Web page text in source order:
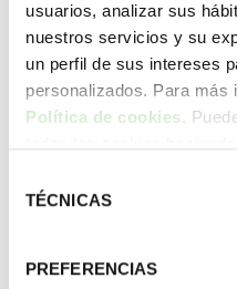
usuarios, analizar sus
nuestros servicios y su
un perfil de sus intereses
personalizados. Para más
Política de cookies.
botón “Configurar
TÉCNICAS
PREFERENCIAS
simplificar tus
ecodiseño de tus
equipos en
sensibilizar a tus